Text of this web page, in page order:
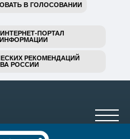
В ГОЛОСОВАНИИ
ПОРТАЛ
РЕКОМЕНДАЦИЙ
РОССИИ